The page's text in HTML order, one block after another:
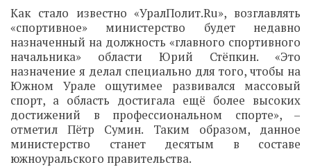
Как стало известно «УралПолит.Ru», возглавлять
«спортивное» министерство будет недавно
назначенный на должность «главного спортивного
начальника» области Юрий Стёпкин. «Это
назначение я делал специально для того, чтобы на
Южном Урале ощутимее развивался массовый
спорт, а область достигала ещё более высоких
достижений в профессиональном спорте», –
отметил Пётр Сумин. Таким образом, данное
министерство станет десятым в составе
южноуральского правительства.